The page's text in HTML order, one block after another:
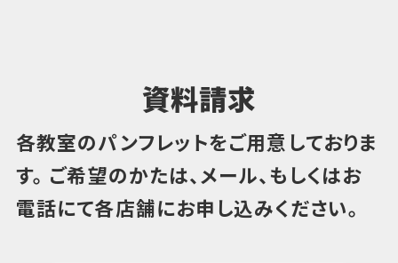
資料請求
各教室のパンフレットをご用意しておりま
す。 ご希望のかたは、メール、もしくはお
電話にて各店舗にお申し込みください。